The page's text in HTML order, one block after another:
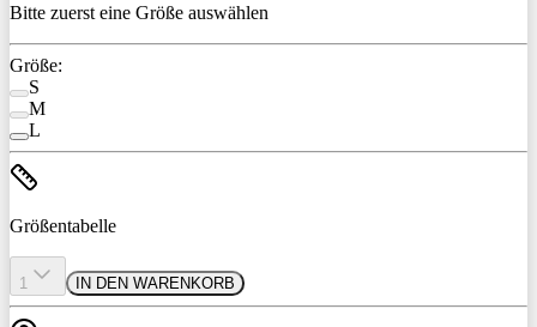
Bitte zuerst eine Größe auswählen
Größe:
S
M
L
Größentabelle
1 IN DEN WARENKORB